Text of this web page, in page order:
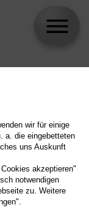
wir für einige
a. die eingebetteten
uns Auskunft
akzeptieren"
notwendigen
zu. Weitere